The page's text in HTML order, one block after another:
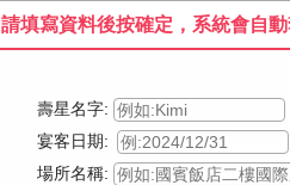
請填寫資料後按確定，系統會自
壽星名字:
宴客日期:
場所名稱: